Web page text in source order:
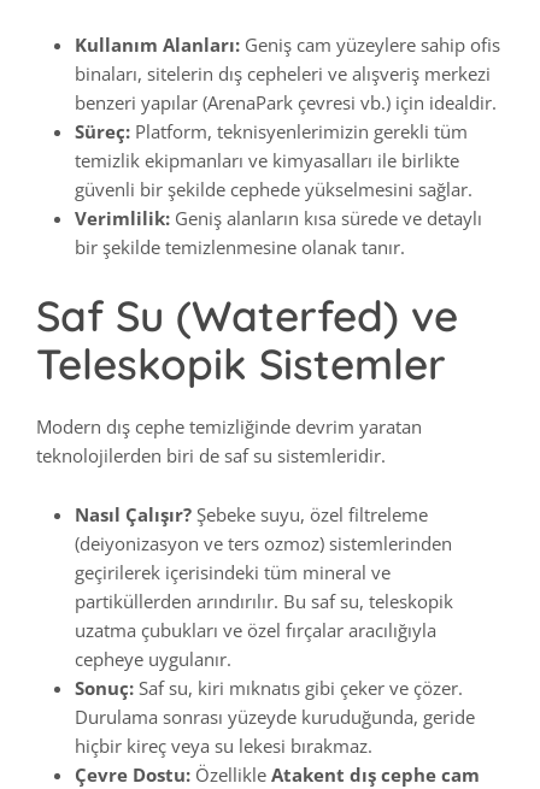
Kullanım Alanları: Geniş cam yüzeylere sahip ofis
binaları, sitelerin dış cepheleri ve alışveriş merkezi
benzeri yapılar (ArenaPark çevresi vb.) için idealdir.
Süreç: Platform, teknisyenlerimizin gerekli tüm
temizlik ekipmanları ve kimyasalları ile birlikte
güvenli bir şekilde cephede yükselmesini sağlar.
Verimlilik: Geniş alanların kısa sürede ve detaylı
bir şekilde temizlenmesine olanak tanır.
Saf Su (Waterfed) ve
Teleskopik Sistemler
Modern dış cephe temizliğinde devrim yaratan
teknolojilerden biri de saf su sistemleridir.
Nasıl Çalışır? Şebeke suyu, özel filtreleme
(deiyonizasyon ve ters ozmoz) sistemlerinden
geçirilerek içerisindeki tüm mineral ve
partiküllerden arındırılır. Bu saf su, teleskopik
uzatma çubukları ve özel fırçalar aracılığıyla
cepheye uygulanır.
Sonuç: Saf su, kiri mıknatıs gibi çeker ve çözer.
Durulama sonrası yüzeyde kuruduğunda, geride
hiçbir kireç veya su lekesi bırakmaz.
Çevre Dostu: Özellikle Atakent dış cephe cam